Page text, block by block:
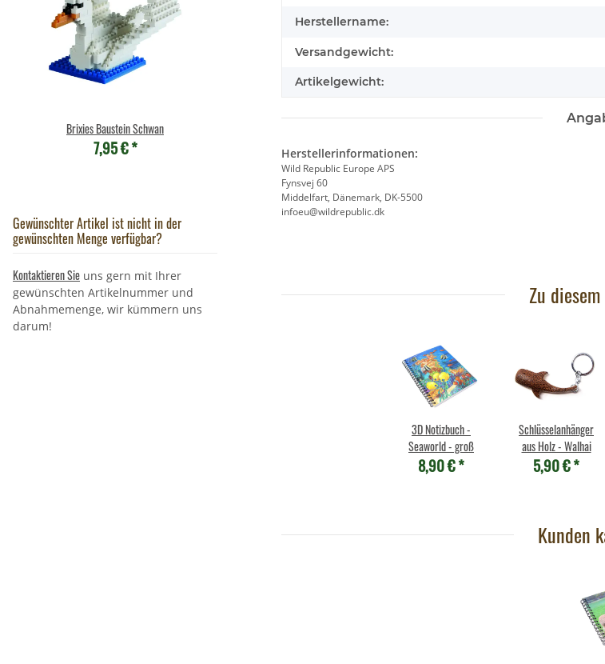
Herstellername:
Versandgewicht:
Artikelgewicht:
Herstellerinformationen:
Wild Republic Europe APS
Fynsvej 60
Middelfart, Dänemark, DK-5500
infoeu@wildrepublic.dk
Zu
3D Notizbuch -
Seaworld - groß
8,90 €*
Schlüsselanhänger
aus Holz - Walhai
5,90 €*
Kunden
Brixies Baustein Schwan
7,95 €*
- Rabe
9,90 €*
Gewünschter Artikel ist nicht in der
gewünschten Menge verfügbar?
Kontaktieren Sie uns gern mit Ihrer
gewünschten Artikelnummer und
Abnahmemenge, wir kümmern uns
darum!